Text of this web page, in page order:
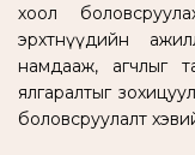
хоол
эрхтнүүдийн
намдааж, агчлыг
ялгаралтыг
боловсруулалт